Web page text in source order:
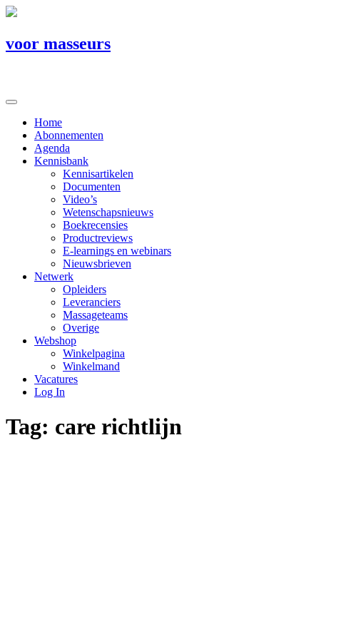
voor masseurs
Home
Abonnementen
Agenda
Kennisbank
Kennisartikelen
Documenten
Video’s
Wetenschapsnieuws
Boekrecensies
Productreviews
E-learnings en webinars
Nieuwsbrieven
Netwerk
Opleiders
Leveranciers
Massageteams
Overige
Webshop
Winkelpagina
Winkelmand
Vacatures
Log In
Tag: care richtlijn